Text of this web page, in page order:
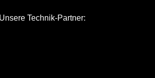
Unsere Technik-Partner: